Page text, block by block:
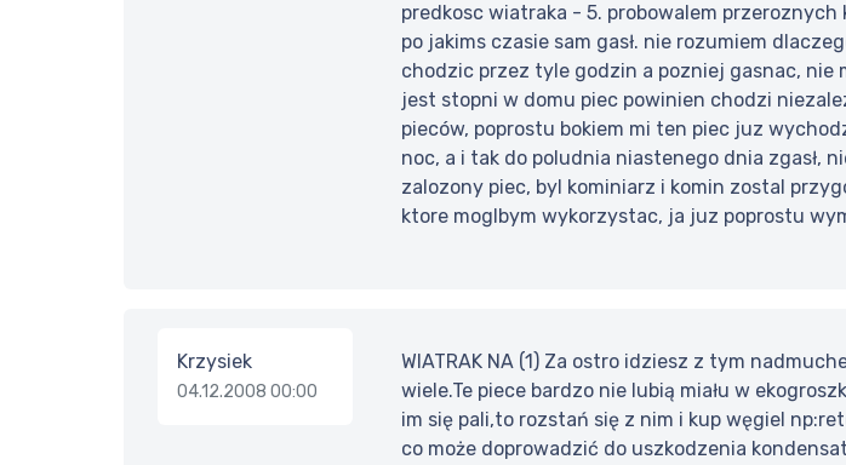
predkosc wiatraka - 5. probowalem
po jakims czasie sam gasł. nie rozumiem
chodzic przez tyle godzin a pozniej gasnac,
jest stopni w domu piec powinien chodzi
pieców, poprostu bokiem mi ten piec juz
noc, a i tak do poludnia niastenego dnia zgasł,
zalozony piec, byl kominiarz i komin zostal
ktore moglbym wykorzystac, ja juz poprostu
Krzysiek
04.12.2008 00:00
WIATRAK NA (1) Za ostro idziesz z tym
wiele.Te piece bardzo nie lubią miału w
im się pali,to rozstań się z nim i kup węgiel
co może doprowadzić do uszkodzenia